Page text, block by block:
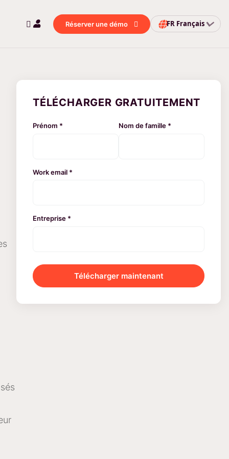
Réserver une démo FR Français
TÉLÉCHARGER GRATUITEMENT
Prénom * Nom de famille *
Work email *
Entreprise *
Télécharger maintenant